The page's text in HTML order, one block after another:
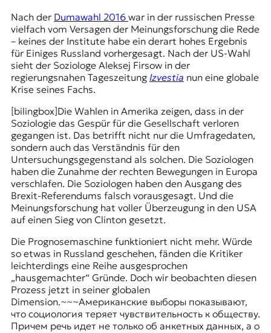
J
o
u
r
n
a
s
m
u
s
u
n
d
M
e
e
n
k
o
m
p
Nach der Dumawahl 2016 war in der russischen Presse
vielfach vom Versagen der Meinungsforschung die Rede
– keines der Institute habe ein derart hohes Ergebnis
für Einiges Russland vorhergesagt. Nach der US-Wahl
sieht der Soziologe Aleksej Firsow in der
regierungsnahen Tageszeitung Izvestia nun eine globale
Krise seines Fachs.
[bilingbox]Die Wahlen in Amerika zeigen, dass in der
Soziologie das Gespür für die Gesellschaft verloren
gegangen ist. Das betrifft nicht nur die Umfragedaten,
sondern auch das Verständnis für den
Untersuchungsgegenstand als solchen. Die Soziologen
haben die Zunahme der rechten Bewegungen in Europa
verschlafen. Die Soziologen haben den Ausgang des
Brexit-Referendums falsch vorausgesagt. Und die
Meinungsforschung hat voller Überzeugung in den USA
auf einen Sieg von Clinton gesetzt.
Die Prognosemaschine funktioniert nicht mehr. Würde
so etwas in Russland geschehen, fänden die Kritiker
leichterdings eine Reihe ausgesprochen
„hausgemachter“ Gründe. Doch wir beobachten diesen
Prozess jetzt in seiner globalen
Dimension.~~~Американские выборы показывают,
что социология теряет чувствительность к обществу.
Причем речь идет не только об анкетных данных, а о